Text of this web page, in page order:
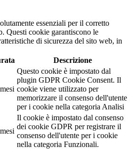
essenziali per il corretto
Questi cookie garantiscono le
di sicurezza del sito web, in
Descrizione
Questo cookie è impostato dal
plugin GDPR Cookie Consent. Il
cookie viene utilizzato per
memorizzare il consenso dell'utente
per i cookie nella categoria Analisi
Il cookie è impostato dal consenso
dei cookie GDPR per registrare il
consenso dell'utente per i cookie
nella categoria Funzionali.